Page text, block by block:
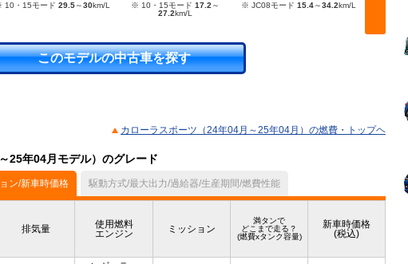
10・15モード 29.5～30km/L ※ 10・15モード 17.2 ～
27.2km/L
※ JC08モード 15.4～34.2km/L
このモデルの中古車を探す
カローラスポーツ（24年04月～25年04月）の燃費・トップヘ
25年04月モデル）のグレード
ン/新車時価格 駆動方式/最大出力/過給器/生産期間/燃費性能
排気量
使用燃料
エンジン
ミッション
満タンで
どこまで走る？
(燃費xタンク容量)
新車時価格
(税込)